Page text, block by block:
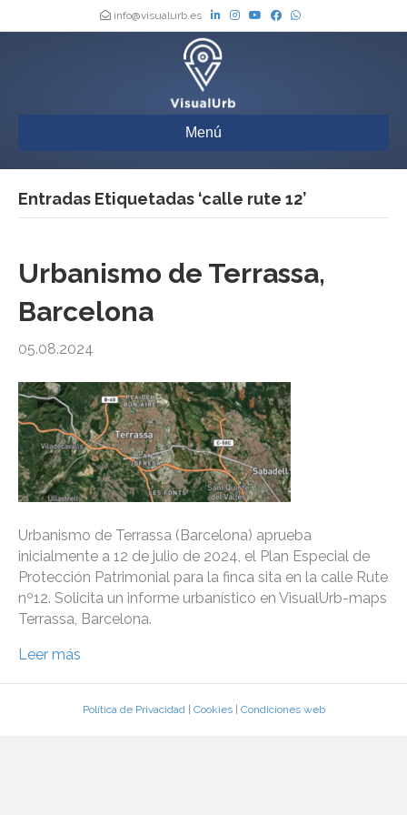
info@visualurb.es
Menú
Entradas Etiquetadas ‘calle rute 12’
Urbanismo de Terrassa,
Barcelona
05.08.2024
Urbanismo de Terrassa (Barcelona) aprueba
inicialmente a 12 de julio de 2024, el Plan Especial de
Protección Patrimonial para la finca sita en la calle Rute
nº12. Solicita un informe urbanístico en VisualUrb-maps
Terrassa, Barcelona.
Leer más
Política de Privacidad| Cookies| Condiciones web